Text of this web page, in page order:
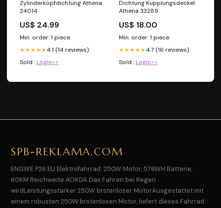
Zylinderkopfdichtung Athena
24014
US$ 24.99
Min. order: 1 piece
★★★★★4.1 (14 reviews)
Sold : Login>>
Dichtung Kupplungsdeckel
Athena 33289
US$ 18.00
Min. order: 1 piece
★★★★★4.7 (16 reviews)
Sold : Login>>
SPB-REKLAMA.COM
ENGWE P26 EU Elektrofahrrad: 250W Motor, 576WH Batterie,
60KM Reichweite AOKDA Das Fahren bei Regen
wirdLeistungsstarker 250W brstenloser MotorAusgestattet mit
einem robusten 250W brstenlosen Motor, liefert dieses Fahrrad